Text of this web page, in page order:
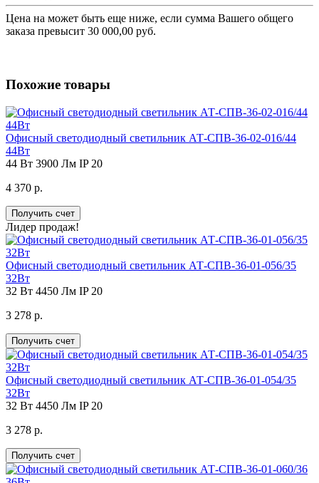
Цена на может быть еще ниже, если сумма Вашего общего
заказа превысит 30 000,00 руб.
Похожие товары
Офисный светодиодный светильник АТ-СПВ-36-02-016/44
44Вт
44 Вт 3900 Лм IP 20
4 370 р.
Получить счет
Лидер продаж!
Офисный светодиодный светильник АТ-СПВ-36-01-056/35
32Вт
32 Вт 4450 Лм IP 20
3 278 р.
Получить счет
Офисный светодиодный светильник АТ-СПВ-36-01-054/35
32Вт
32 Вт 4450 Лм IP 20
3 278 р.
Получить счет